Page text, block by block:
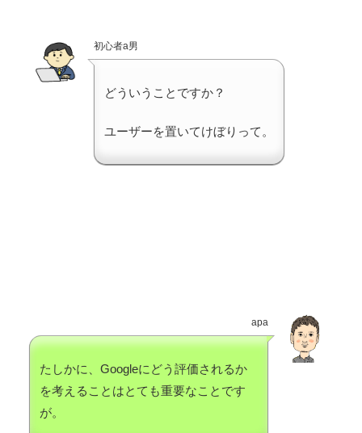
初心者a男
どういうことですか？
ユーザーを置いてけぼりって。
apa
たしかに、Googleにどう評価されるか
を考えることはとても重要なことです
が。